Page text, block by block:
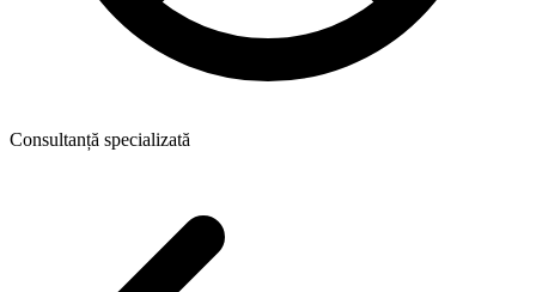
Consultanță specializată